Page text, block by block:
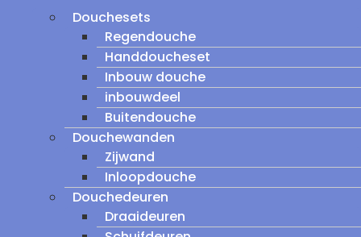
Douchesets
Regendouche
Handdoucheset
Inbouw douche
inbouwdeel
Buitendouche
Douchewanden
Zijwand
Inloopdouche
Douchedeuren
Draaideuren